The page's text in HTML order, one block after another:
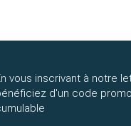
vous inscrivant à notre
d'un code